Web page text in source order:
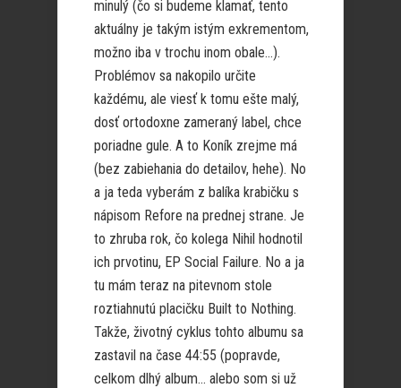
minulý (čo si budeme klamať, tento
aktuálny je takým istým exkrementom,
možno iba v trochu inom obale…).
Problémov sa nakopilo určite
každému, ale viesť k tomu ešte malý,
dosť ortodoxne zameraný label, chce
poriadne gule. A to Koník zrejme má
(bez zabiehania do detailov, hehe). No
a ja teda vyberám z balíka krabičku s
nápisom Refore na prednej strane. Je
to zhruba rok, čo kolega Nihil hodnotil
ich prvotinu, EP Social Failure. No a ja
tu mám teraz na pitevnom stole
roztiahnutú placičku Built to Nothing.
Takže, životný cyklus tohto albumu sa
zastavil na čase 44:55 (popravde,
celkom dlhý album… alebo som si už